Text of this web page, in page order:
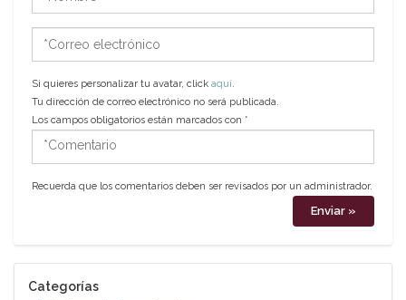
electrónico
Si quieres personalizar tu avatar, click aquí.
Tu dirección de correo electrónico no será publicada.
Los campos obligatorios están marcados con *
*Comentario
Recuerda que los comentarios deben ser revisados por un administrador.
Categorías